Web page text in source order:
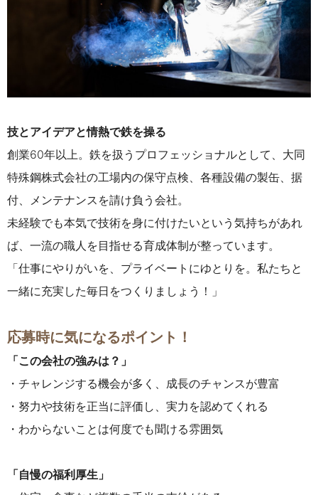
技とアイデアと情熱で鉄を操る
創業60年以上。鉄を扱うプロフェッショナルとして、大同
特殊鋼株式会社の工場内の保守点検、各種設備の製缶、据
付、メンテナンスを請け負う会社。
未経験でも本気で技術を身に付けたいという気持ちがあれ
ば、一流の職人を目指せる育成体制が整っています。
「仕事にやりがいを、プライベートにゆとりを。私たちと
一緒に充実した毎日をつくりましょう！」
応募時に気になるポイント！
「この会社の強みは？」
・チャレンジする機会が多く、成長のチャンスが豊富
・努力や技術を正当に評価し、実力を認めてくれる
・わからないことは何度でも聞ける雰囲気
「自慢の福利厚生」